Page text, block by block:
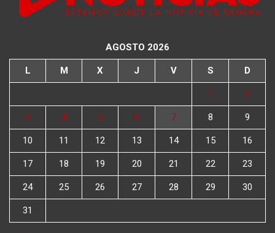
AGOSTO 2026
L M X J V S D
1 2
3 4 5 6 7 8 9
10 11 12 13 14 15 16
17 18 19 20 21 22 23
24 25 26 27 28 29 30
31